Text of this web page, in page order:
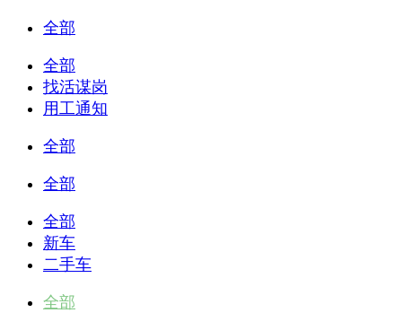
全部
全部
找活谋岗
用工通知
全部
全部
全部
新车
二手车
全部